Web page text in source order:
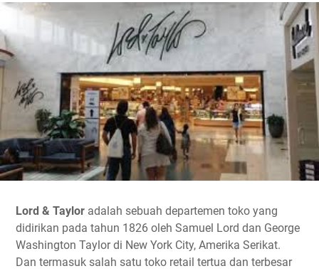
Lord & Taylor adalah sebuah departemen toko yang
didirikan pada tahun 1826 oleh Samuel Lord dan George
Washington Taylor di New York City, Amerika Serikat.
Dan termasuk salah satu toko retail tertua dan terbesar